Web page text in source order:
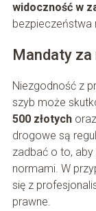
widoczność w
bezpieczeństwa
Mandaty
Niezgodność z
szyb może
500 złotych
drogowe są
zadbać o to,
normami. W
się z
prawne.